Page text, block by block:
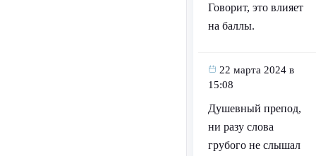
Говорит, это влияет
на баллы.
22 марта 2024 в
15:08
Душевный препод,
ни разу слова
грубого не слышал